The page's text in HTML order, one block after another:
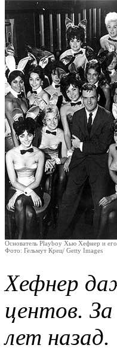
Основатель Playboy Хью Хефнер и
Фото: Гельмут Крец/ Getty Images
Хефнер
центов.
лет назад.